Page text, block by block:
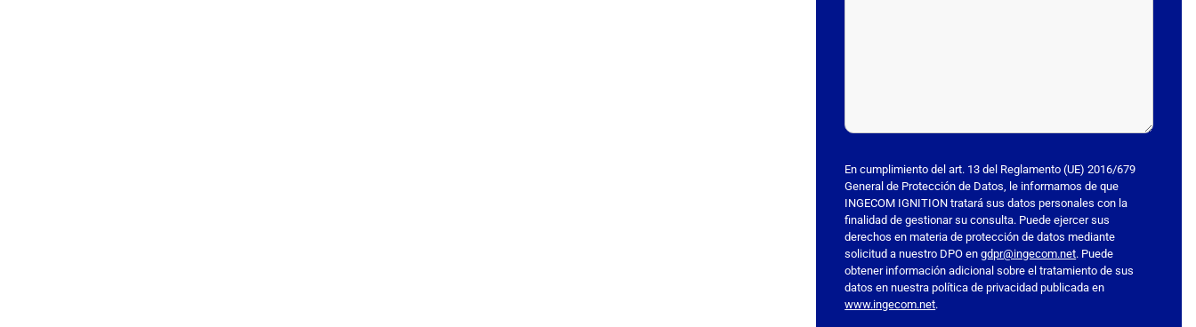
a
s
t
e
c
a
m
p
o
En cumplimiento del art. 13 del Reglamento (UE) 2016/679
General de Protección de Datos, le informamos de que
INGECOM IGNITION tratará sus datos personales con la
finalidad de gestionar su consulta. Puede ejercer sus
derechos en materia de protección de datos mediante
solicitud a nuestro DPO engdpr@ingecom.net. Puede
obtener información adicional sobre el tratamiento de sus
datos en nuestra política de privacidad publicada en
www.ingecom.net.